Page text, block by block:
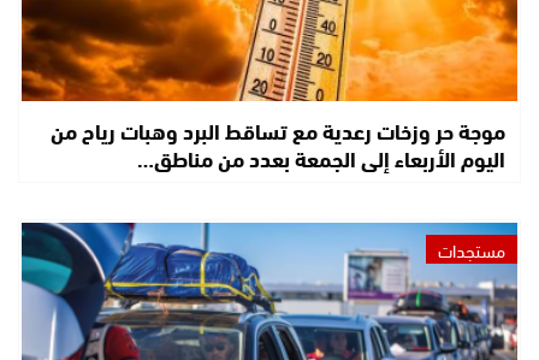
موجة حر وزخات رعدية مع تساقط البرد وهبات رياح من
اليوم الأربعاء إلى الجمعة بعدد من مناطق…
مستجدات